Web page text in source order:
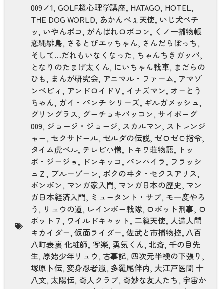
009ノ1, GOLF超心理学講座, HATAGO, HOTEL,
THE DOG WORLD, あかんべぇ天使, いじ犬ペチ
ッ , いやんポコ, がんばれロボコン, くノ一捕物帳
恋縄緋鳥, さるとびエッちゃん, さんだらぼっち,
そして…だれもいなくなった, ちゃんちきガッパ,
となりのたまげ太くん, にいちゃん戦車, まだらの
ひも, まんが研究会, アニマル・ファーム, アマゾ
ンベビィ , アンドロイドＶ, イナズマン, オーとう
ちゃん, ガイ・パンチ シリーズ, ギルガメッシュ,
グリングラス, グーチョキパッコン, サイボーグ
009, ジョージ・ジョージ, スカルマン, ストレンジ
ャー, セクサドール, ゼルダの伝説, ゼロゼロ指令,
タイム虎ベル, テレビ小僧, トキワ荘物語, トッ
ポ・ジージョ , ドンキッコ, バンパイラ, フラッシ
ュＺ , ブルーゾーン, ボクのヰタ・セクスアリス,
ボンボン, マンガ家入門, マンガ日本の歴史, マン
ガ日本経済入門, ミュータント・サブ, モ一度やろ
う , リュウの道, レインボー戦隊, ロボット刑事, ロ
ボット７ , ワイルドキャット, 二級天使, 人造人間
キカイダー, 仮面ライダー, 佐武と市捕物控, 八百
八町表裏 化粧師, 写楽, 勇気くん, 北斎, 千の目先
生, 原始少年リュウ, 古事記, 四次元半襖の下張り ,
塚原卜伝, 変身忍者嵐, 多羅尾伴内, 大江戸医聞 十
八文, 太陽伝, 奇人クラブ, 奇妙な友人たち, 宇宙か